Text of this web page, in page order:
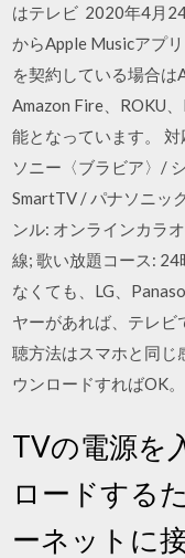
はテレビ 2020年4月
からApple Musicアプ
を契約している場合は
Amazon Fire、ROKU
能となっています。
ソニー〈ブラビア〉/
SmartTV / パナソニッ
ンル: オンラインカラ
線; 歌い放題コース:
なくても、LG、
ヤーがあれば、テレビ
聴方法はスマホと同じ
ウンロードすればOK
TVの電源を
ロードする
ーネットに